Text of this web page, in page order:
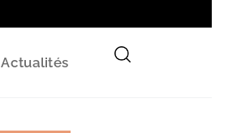
Actualités